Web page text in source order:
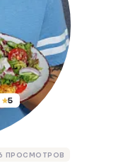
5
ПРОСМОТРОВ